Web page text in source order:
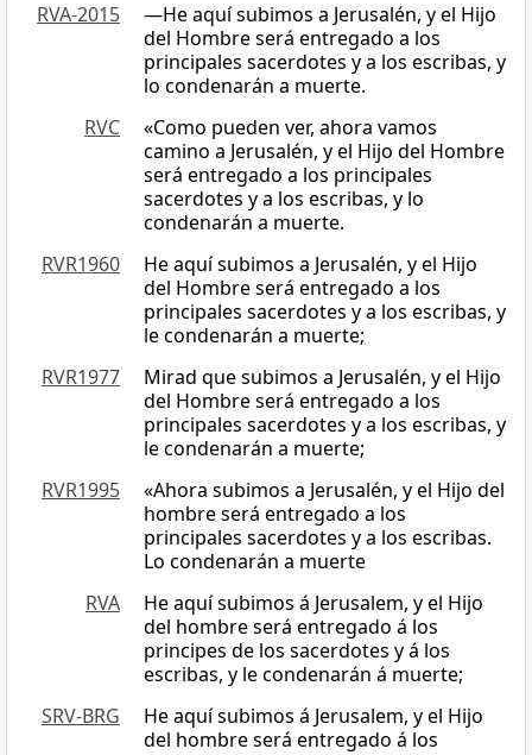
RVA-2015
—He aquí subimos a Jerusalén, y el Hijo
del Hombre será entregado a los
principales sacerdotes y a los escribas, y
lo condenarán a muerte.
RVC
«Como pueden ver, ahora vamos
camino a Jerusalén, y el Hijo del Hombre
será entregado a los principales
sacerdotes y a los escribas, y lo
condenarán a muerte.
RVR1960
He aquí subimos a Jerusalén, y el Hijo
del Hombre será entregado a los
principales sacerdotes y a los escribas, y
le condenarán a muerte;
RVR1977
Mirad que subimos a Jerusalén, y el Hijo
del Hombre será entregado a los
principales sacerdotes y a los escribas, y
le condenarán a muerte;
RVR1995
«Ahora subimos a Jerusalén, y el Hijo del
hombre será entregado a los
principales sacerdotes y a los escribas.
Lo condenarán a muerte
RVA
He aquí subimos á Jerusalem, y el Hijo
del hombre será entregado á los
principes de los sacerdotes y á los
escribas, y le condenarán á muerte;
SRV-BRG
He aquí subimos á Jerusalem, y el Hijo
del hombre será entregado á los